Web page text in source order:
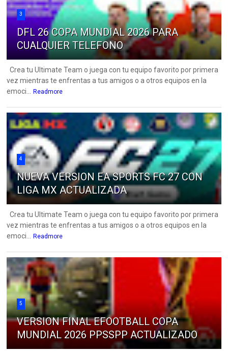
3
DFL 26 COPA MUNDIAL 2026 PARA
CUALQUIER TELEFONO
Crea tu Ultimate Team o juega con tu equipo favorito por primera
vez mientras te enfrentas a tus amigos o a otros equipos en la
emoci...
Readmore
4
NUEVA VERSION EA SPORTS FC 27 CON
LIGA MX ACTUALIZADA
Crea tu Ultimate Team o juega con tu equipo favorito por primera
vez mientras te enfrentas a tus amigos o a otros equipos en la
emoci...
Readmore
5
VERSION FINAL EFOOTBALL COPA
MUNDIAL 2026 PPSSPP ACTUALIZADO